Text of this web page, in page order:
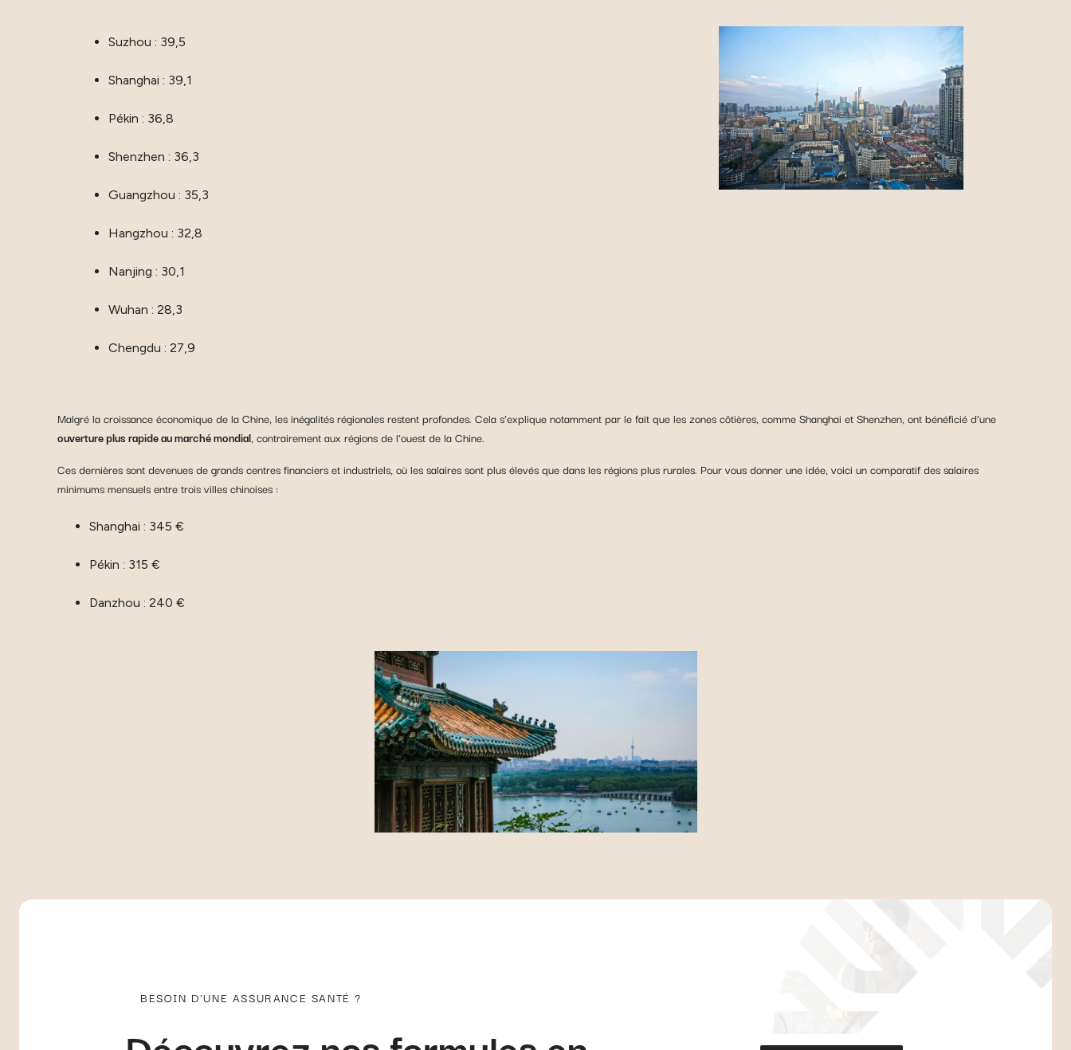
Suzhou : 39,5
Shanghai : 39,1
Pékin : 36,8
Shenzhen : 36,3
Guangzhou : 35,3
Hangzhou : 32,8
Nanjing : 30,1
Wuhan : 28,3
Chengdu : 27,9
Malgré la croissance économique de la Chine, les inégalités régionales restent profondes. Cela s’explique notamment par le fait que les zones côtières, comme Shanghai et Shenzhen, ont bénéficié d’une
ouverture plus rapide au marché mondial, contrairement aux régions de l’ouest de la Chine.
Ces dernières sont devenues de grands centres financiers et industriels, où les salaires sont plus élevés que dans les régions plus rurales. Pour vous donner une idée, voici un comparatif des salaires
minimums mensuels entre trois villes chinoises :
Shanghai : 345 €
Pékin : 315 €
Danzhou : 240 €
BESOIN D'UNE ASSURANCE SANTÉ ?